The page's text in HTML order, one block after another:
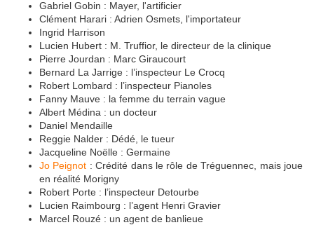
Gabriel Gobin : Mayer, l'artificier
Clément Harari : Adrien Osmets, l'importateur
Ingrid Harrison
Lucien Hubert : M. Truffior, le directeur de la clinique
Pierre Jourdan : Marc Giraucourt
Bernard La Jarrige : l’inspecteur Le Crocq
Robert Lombard : l’inspecteur Pianoles
Fanny Mauve : la femme du terrain vague
Albert Médina : un docteur
Daniel Mendaille
Reggie Nalder : Dédé, le tueur
Jacqueline Noëlle : Germaine
Jo Peignot : Crédité dans le rôle de Tréguennec, mais joue
en réalité Morigny
Robert Porte : l’inspecteur Detourbe
Lucien Raimbourg : l’agent Henri Gravier
Marcel Rouzé : un agent de banlieue